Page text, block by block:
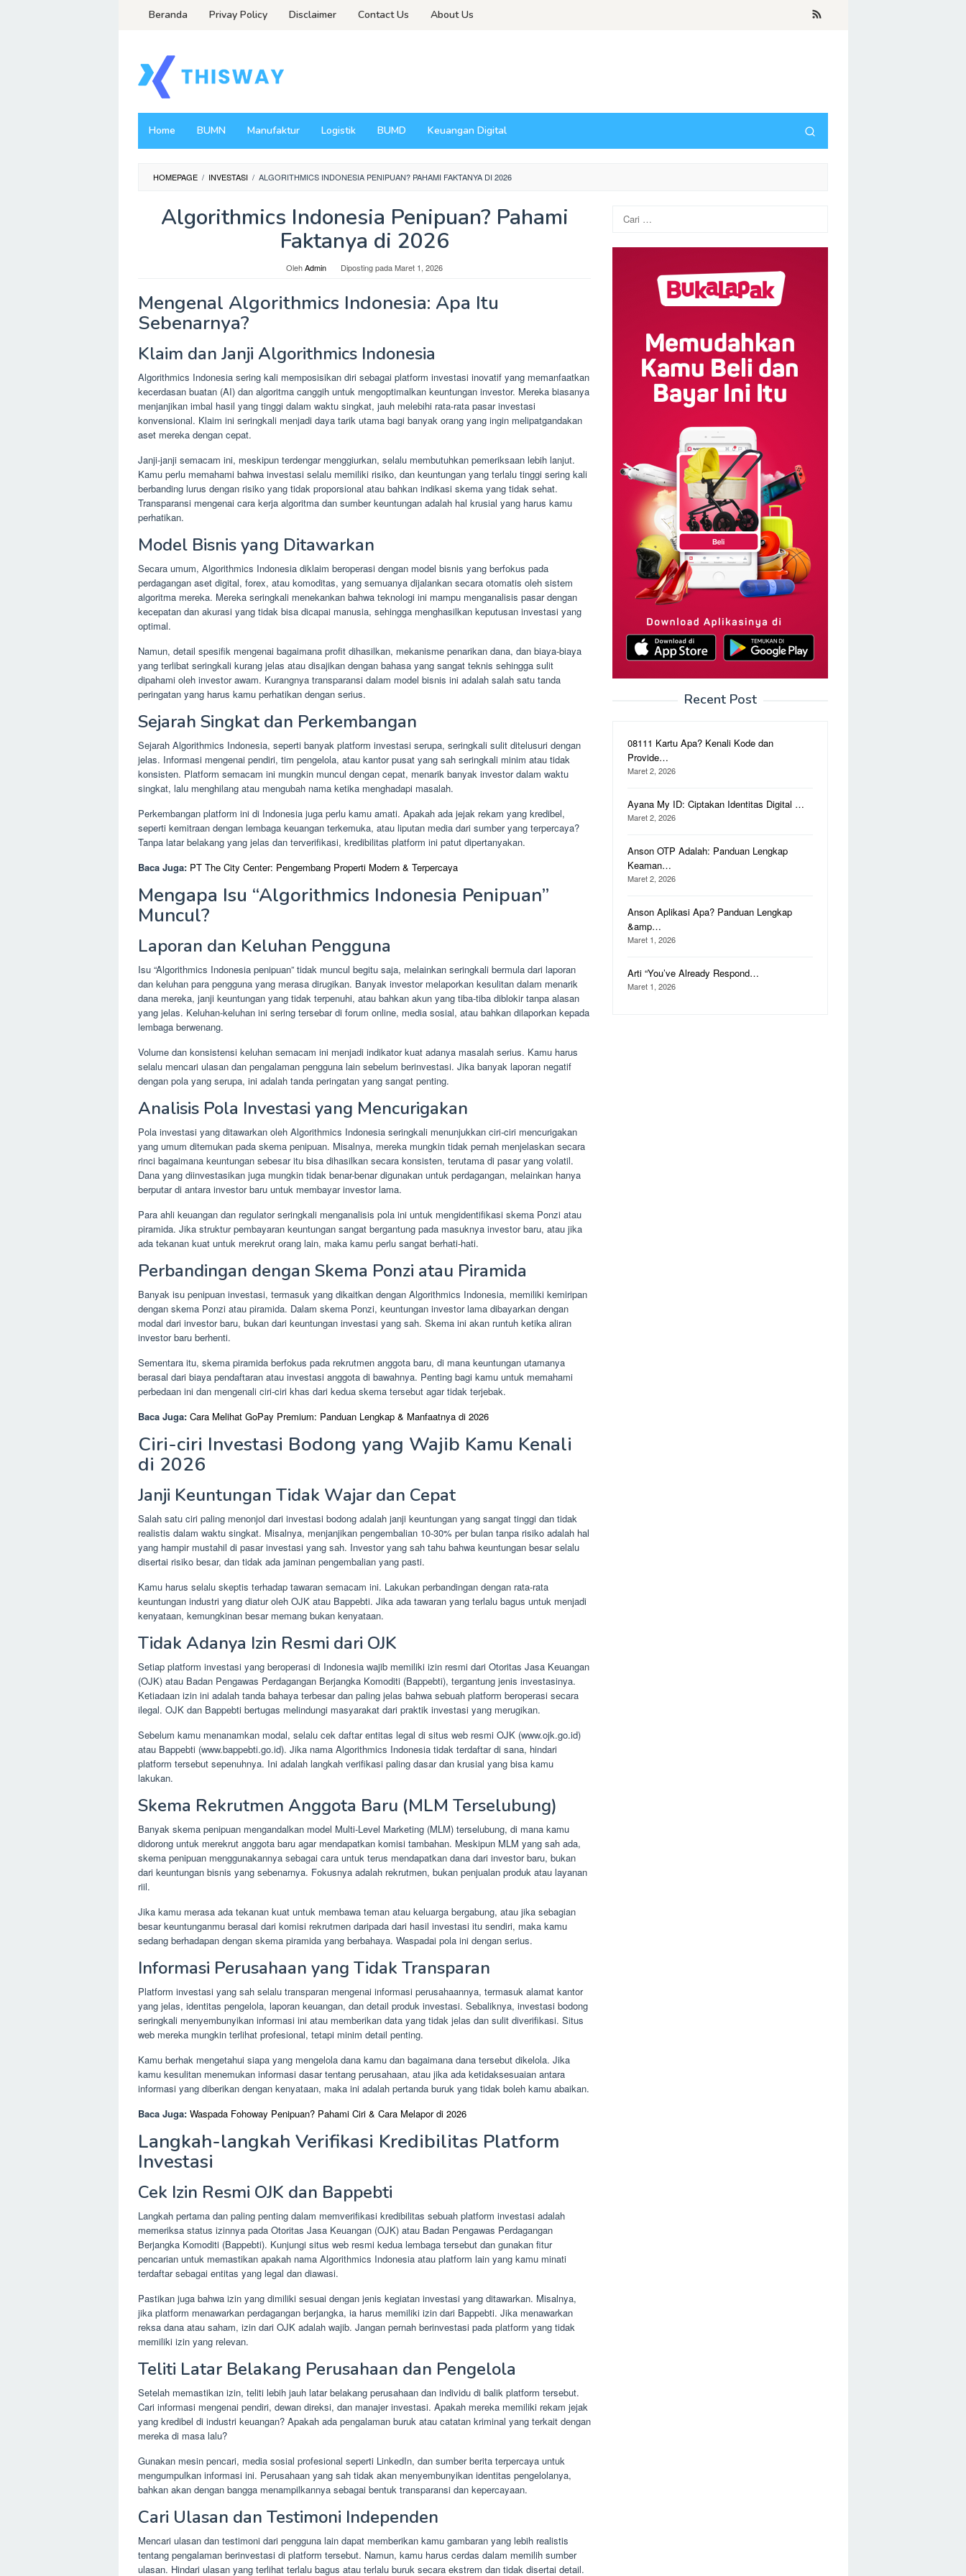
Beranda Privay Policy Disclaimer Contact Us About Us
Home BUMN Manufaktur Logistik BUMD Keuangan Digital
HOMEPAGE / INVESTASI / ALGORITHMICS INDONESIA PENIPUAN? PAHAMI FAKTANYA DI 2026
Algorithmics Indonesia Penipuan? Pahami
Faktanya di 2026
OlehAdmin Diposting padaMaret 1, 2026
Mengenal Algorithmics Indonesia: Apa Itu
Sebenarnya?
Klaim dan Janji Algorithmics Indonesia
Algorithmics Indonesia sering kali memposisikan diri sebagai platform investasi inovatif yang memanfaatkan
kecerdasan buatan (AI) dan algoritma canggih untuk mengoptimalkan keuntungan investor. Mereka biasanya
menjanjikan imbal hasil yang tinggi dalam waktu singkat, jauh melebihi rata-rata pasar investasi
konvensional. Klaim ini seringkali menjadi daya tarik utama bagi banyak orang yang ingin melipatgandakan
aset mereka dengan cepat.
Janji-janji semacam ini, meskipun terdengar menggiurkan, selalu membutuhkan pemeriksaan lebih lanjut.
Kamu perlu memahami bahwa investasi selalu memiliki risiko, dan keuntungan yang terlalu tinggi sering kali
berbanding lurus dengan risiko yang tidak proporsional atau bahkan indikasi skema yang tidak sehat.
Transparansi mengenai cara kerja algoritma dan sumber keuntungan adalah hal krusial yang harus kamu
perhatikan.
Model Bisnis yang Ditawarkan
Secara umum, Algorithmics Indonesia diklaim beroperasi dengan model bisnis yang berfokus pada
perdagangan aset digital, forex, atau komoditas, yang semuanya dijalankan secara otomatis oleh sistem
algoritma mereka. Mereka seringkali menekankan bahwa teknologi ini mampu menganalisis pasar dengan
kecepatan dan akurasi yang tidak bisa dicapai manusia, sehingga menghasilkan keputusan investasi yang
optimal.
Namun, detail spesifik mengenai bagaimana profit dihasilkan, mekanisme penarikan dana, dan biaya-biaya
yang terlibat seringkali kurang jelas atau disajikan dengan bahasa yang sangat teknis sehingga sulit
dipahami oleh investor awam. Kurangnya transparansi dalam model bisnis ini adalah salah satu tanda
peringatan yang harus kamu perhatikan dengan serius.
Sejarah Singkat dan Perkembangan
Sejarah Algorithmics Indonesia, seperti banyak platform investasi serupa, seringkali sulit ditelusuri dengan
jelas. Informasi mengenai pendiri, tim pengelola, atau kantor pusat yang sah seringkali minim atau tidak
konsisten. Platform semacam ini mungkin muncul dengan cepat, menarik banyak investor dalam waktu
singkat, lalu menghilang atau mengubah nama ketika menghadapi masalah.
Perkembangan platform ini di Indonesia juga perlu kamu amati. Apakah ada jejak rekam yang kredibel,
seperti kemitraan dengan lembaga keuangan terkemuka, atau liputan media dari sumber yang terpercaya?
Tanpa latar belakang yang jelas dan terverifikasi, kredibilitas platform ini patut dipertanyakan.
Baca Juga: PT The City Center: Pengembang Properti Modern & Terpercaya
Mengapa Isu “Algorithmics Indonesia Penipuan”
Muncul?
Laporan dan Keluhan Pengguna
Isu “Algorithmics Indonesia penipuan” tidak muncul begitu saja, melainkan seringkali bermula dari laporan
dan keluhan para pengguna yang merasa dirugikan. Banyak investor melaporkan kesulitan dalam menarik
dana mereka, janji keuntungan yang tidak terpenuhi, atau bahkan akun yang tiba-tiba diblokir tanpa alasan
yang jelas. Keluhan-keluhan ini sering tersebar di forum online, media sosial, atau bahkan dilaporkan kepada
lembaga berwenang.
Volume dan konsistensi keluhan semacam ini menjadi indikator kuat adanya masalah serius. Kamu harus
selalu mencari ulasan dan pengalaman pengguna lain sebelum berinvestasi. Jika banyak laporan negatif
dengan pola yang serupa, ini adalah tanda peringatan yang sangat penting.
Analisis Pola Investasi yang Mencurigakan
Pola investasi yang ditawarkan oleh Algorithmics Indonesia seringkali menunjukkan ciri-ciri mencurigakan
yang umum ditemukan pada skema penipuan. Misalnya, mereka mungkin tidak pernah menjelaskan secara
rinci bagaimana keuntungan sebesar itu bisa dihasilkan secara konsisten, terutama di pasar yang volatil.
Dana yang diinvestasikan juga mungkin tidak benar-benar digunakan untuk perdagangan, melainkan hanya
berputar di antara investor baru untuk membayar investor lama.
Para ahli keuangan dan regulator seringkali menganalisis pola ini untuk mengidentifikasi skema Ponzi atau
piramida. Jika struktur pembayaran keuntungan sangat bergantung pada masuknya investor baru, atau jika
ada tekanan kuat untuk merekrut orang lain, maka kamu perlu sangat berhati-hati.
Perbandingan dengan Skema Ponzi atau Piramida
Banyak isu penipuan investasi, termasuk yang dikaitkan dengan Algorithmics Indonesia, memiliki kemiripan
dengan skema Ponzi atau piramida. Dalam skema Ponzi, keuntungan investor lama dibayarkan dengan
modal dari investor baru, bukan dari keuntungan investasi yang sah. Skema ini akan runtuh ketika aliran
investor baru berhenti.
Sementara itu, skema piramida berfokus pada rekrutmen anggota baru, di mana keuntungan utamanya
berasal dari biaya pendaftaran atau investasi anggota di bawahnya. Penting bagi kamu untuk memahami
perbedaan ini dan mengenali ciri-ciri khas dari kedua skema tersebut agar tidak terjebak.
Baca Juga: Cara Melihat GoPay Premium: Panduan Lengkap & Manfaatnya di 2026
Ciri-ciri Investasi Bodong yang Wajib Kamu Kenali
di 2026
Janji Keuntungan Tidak Wajar dan Cepat
Salah satu ciri paling menonjol dari investasi bodong adalah janji keuntungan yang sangat tinggi dan tidak
realistis dalam waktu singkat. Misalnya, menjanjikan pengembalian 10-30% per bulan tanpa risiko adalah hal
yang hampir mustahil di pasar investasi yang sah. Investor yang sah tahu bahwa keuntungan besar selalu
disertai risiko besar, dan tidak ada jaminan pengembalian yang pasti.
Kamu harus selalu skeptis terhadap tawaran semacam ini. Lakukan perbandingan dengan rata-rata
keuntungan industri yang diatur oleh OJK atau Bappebti. Jika ada tawaran yang terlalu bagus untuk menjadi
kenyataan, kemungkinan besar memang bukan kenyataan.
Tidak Adanya Izin Resmi dari OJK
Setiap platform investasi yang beroperasi di Indonesia wajib memiliki izin resmi dari Otoritas Jasa Keuangan
(OJK) atau Badan Pengawas Perdagangan Berjangka Komoditi (Bappebti), tergantung jenis investasinya.
Ketiadaan izin ini adalah tanda bahaya terbesar dan paling jelas bahwa sebuah platform beroperasi secara
ilegal. OJK dan Bappebti bertugas melindungi masyarakat dari praktik investasi yang merugikan.
Sebelum kamu menanamkan modal, selalu cek daftar entitas legal di situs web resmi OJK (www.ojk.go.id)
atau Bappebti (www.bappebti.go.id). Jika nama Algorithmics Indonesia tidak terdaftar di sana, hindari
platform tersebut sepenuhnya. Ini adalah langkah verifikasi paling dasar dan krusial yang bisa kamu
lakukan.
Skema Rekrutmen Anggota Baru (MLM Terselubung)
Banyak skema penipuan mengandalkan model Multi-Level Marketing (MLM) terselubung, di mana kamu
didorong untuk merekrut anggota baru agar mendapatkan komisi tambahan. Meskipun MLM yang sah ada,
skema penipuan menggunakannya sebagai cara untuk terus mendapatkan dana dari investor baru, bukan
dari keuntungan bisnis yang sebenarnya. Fokusnya adalah rekrutmen, bukan penjualan produk atau layanan
riil.
Jika kamu merasa ada tekanan kuat untuk membawa teman atau keluarga bergabung, atau jika sebagian
besar keuntunganmu berasal dari komisi rekrutmen daripada dari hasil investasi itu sendiri, maka kamu
sedang berhadapan dengan skema piramida yang berbahaya. Waspadai pola ini dengan serius.
Informasi Perusahaan yang Tidak Transparan
Platform investasi yang sah selalu transparan mengenai informasi perusahaannya, termasuk alamat kantor
yang jelas, identitas pengelola, laporan keuangan, dan detail produk investasi. Sebaliknya, investasi bodong
seringkali menyembunyikan informasi ini atau memberikan data yang tidak jelas dan sulit diverifikasi. Situs
web mereka mungkin terlihat profesional, tetapi minim detail penting.
Kamu berhak mengetahui siapa yang mengelola dana kamu dan bagaimana dana tersebut dikelola. Jika
kamu kesulitan menemukan informasi dasar tentang perusahaan, atau jika ada ketidaksesuaian antara
informasi yang diberikan dengan kenyataan, maka ini adalah pertanda buruk yang tidak boleh kamu abaikan.
Baca Juga: Waspada Fohoway Penipuan? Pahami Ciri & Cara Melapor di 2026
Langkah-langkah Verifikasi Kredibilitas Platform
Investasi
Cek Izin Resmi OJK dan Bappebti
Langkah pertama dan paling penting dalam memverifikasi kredibilitas sebuah platform investasi adalah
memeriksa status izinnya pada Otoritas Jasa Keuangan (OJK) atau Badan Pengawas Perdagangan
Berjangka Komoditi (Bappebti). Kunjungi situs web resmi kedua lembaga tersebut dan gunakan fitur
pencarian untuk memastikan apakah nama Algorithmics Indonesia atau platform lain yang kamu minati
terdaftar sebagai entitas yang legal dan diawasi.
Pastikan juga bahwa izin yang dimiliki sesuai dengan jenis kegiatan investasi yang ditawarkan. Misalnya,
jika platform menawarkan perdagangan berjangka, ia harus memiliki izin dari Bappebti. Jika menawarkan
reksa dana atau saham, izin dari OJK adalah wajib. Jangan pernah berinvestasi pada platform yang tidak
memiliki izin yang relevan.
Teliti Latar Belakang Perusahaan dan Pengelola
Setelah memastikan izin, teliti lebih jauh latar belakang perusahaan dan individu di balik platform tersebut.
Cari informasi mengenai pendiri, dewan direksi, dan manajer investasi. Apakah mereka memiliki rekam jejak
yang kredibel di industri keuangan? Apakah ada pengalaman buruk atau catatan kriminal yang terkait dengan
mereka di masa lalu?
Gunakan mesin pencari, media sosial profesional seperti LinkedIn, dan sumber berita terpercaya untuk
mengumpulkan informasi ini. Perusahaan yang sah tidak akan menyembunyikan identitas pengelolanya,
bahkan akan dengan bangga menampilkannya sebagai bentuk transparansi dan kepercayaan.
Cari Ulasan dan Testimoni Independen
Mencari ulasan dan testimoni dari pengguna lain dapat memberikan kamu gambaran yang lebih realistis
tentang pengalaman berinvestasi di platform tersebut. Namun, kamu harus cerdas dalam memilih sumber
ulasan. Hindari ulasan yang terlihat terlalu bagus atau terlalu buruk secara ekstrem dan tidak disertai detail.
Cari
untuk:
Recent Post
08111 Kartu Apa? Kenali Kode dan
Provide…
Maret 2, 2026
Ayana My ID: Ciptakan Identitas Digital …
Maret 2, 2026
Anson OTP Adalah: Panduan Lengkap
Keaman…
Maret 2, 2026
Anson Aplikasi Apa? Panduan Lengkap
&amp…
Maret 1, 2026
Arti “You’ve Already Respond…
Maret 1, 2026